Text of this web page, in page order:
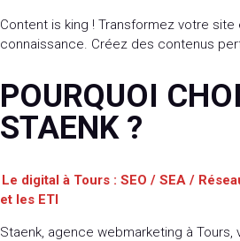
Content is king ! Transformez votre
connaissance. Créez des contenus
POURQUOI
STAENK ?
Le digital à Tours : SEO / SEA /
et les ETI
Staenk, agence webmarketing à